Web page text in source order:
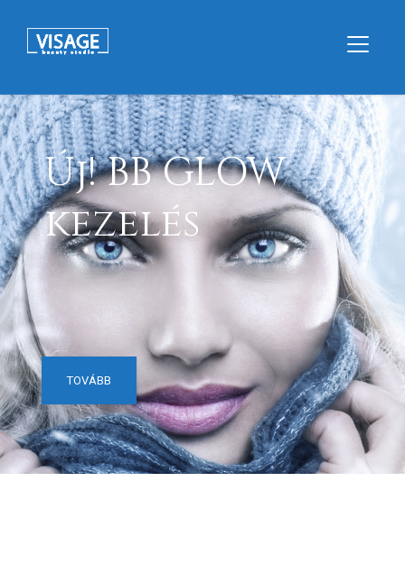
Új! BB GLOW
kezelés
TOVÁBB